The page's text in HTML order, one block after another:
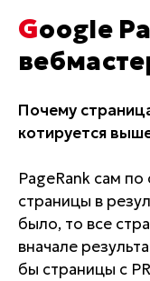
Google PageRank FAQ для
Почему
котируется
PageRank сам
страницы в
было, то все
вначале
бы страницы с